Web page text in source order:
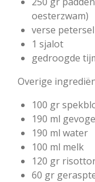
oesterzwam)
verse
1 sjalot
gedroogde
Overige
100 gr
190 ml
190 ml water
100 ml melk
120 gr
60 gr